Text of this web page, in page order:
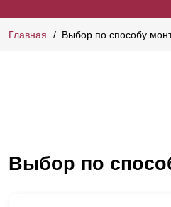
Главная Выбор по способу
Выбор по